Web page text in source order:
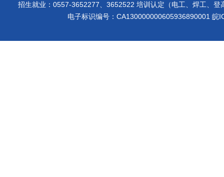
招生就业：0557-3652277、3652522 培训认定（电工、焊工、
电子标识编号：CA130000000605936890001 皖